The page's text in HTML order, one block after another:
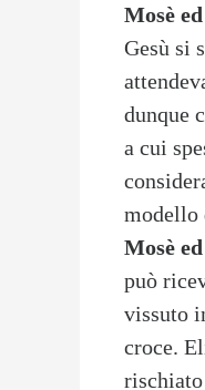
Mosè
Gesù si
dunque
a cui
modello
Mosè
può
vissuto
croce.